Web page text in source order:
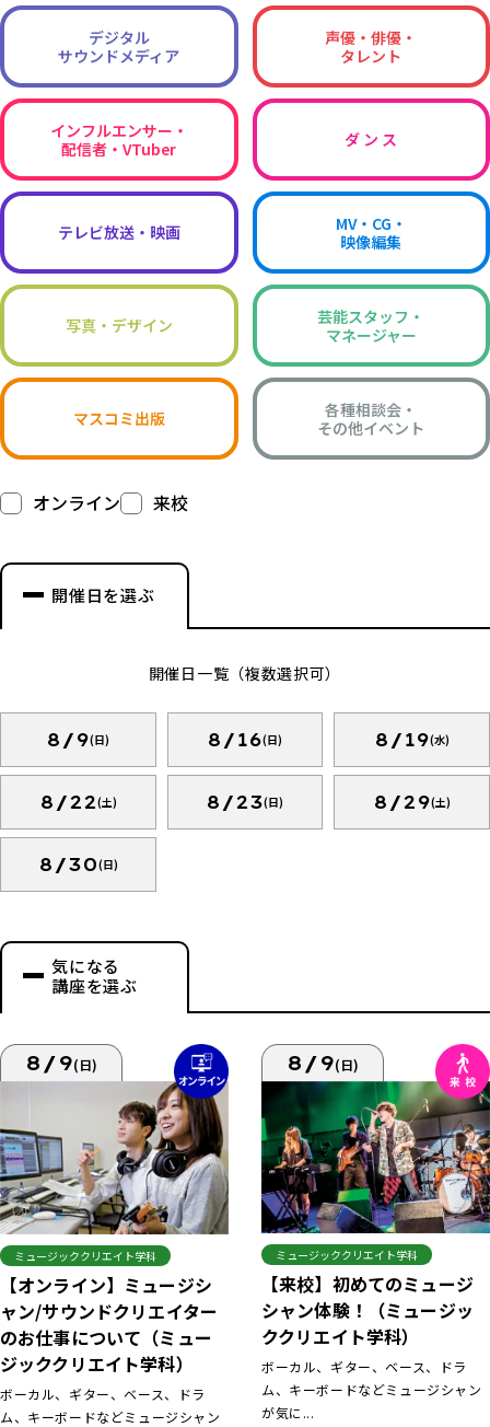
デジタル
サウンドメディア
声優・俳優・
タレント
インフルエンサー・
配信者・VTuber
ダ ン ス
テレビ放送・映画
MV・CG・
映像編集
写真・デザイン
芸能スタッフ・
マネージャー
マスコミ出版
各種相談会・
その他イベント
オンライン 来校
開催日を選ぶ
開催日一覧（複数選択可）
8/9(日) 8/16(日) 8/19(水)
8/22(土) 8/23(日) 8/29(土)
8/30(日)
気になる
講座を選ぶ
8/9(日)
ミュージッククリエイト学科
【オンライン】ミュージシ
ャン/サウンドクリエイター
のお仕事について（ミュー
ジッククリエイト学科）
ボーカル、ギター、ベース、ドラ
ム、キーボードなどミュージシャン
8/9(日)
ミュージッククリエイト学科
【来校】初めてのミュージ
シャン体験！（ミュージッ
ククリエイト学科）
ボーカル、ギター、ベース、ドラ
ム、キーボードなどミュージシャン
が気に...